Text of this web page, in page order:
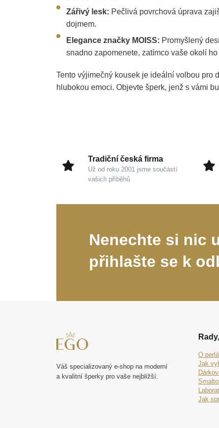
Zářivý lesk: Pečlivá povrchová úprava
dojmem.
Elegance značky MOISS: Promyšlený
snadno zapomenete, zatímco vaše okolí
Tento výjimečný kousek je ideální volbou pro
hlubokou emoci. Objevte šperk, jenž s vámi
Tradiční česká firma
Už od roku 2001 jsme součástí
vašich příběhů
Nenechte si nic
přihlašte se k
Váš specializovaný e-shop na moderní
a kvalitní šperky pro vaše nejbližší.
O
Jak
Jak